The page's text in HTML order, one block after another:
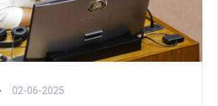
02-06-2025